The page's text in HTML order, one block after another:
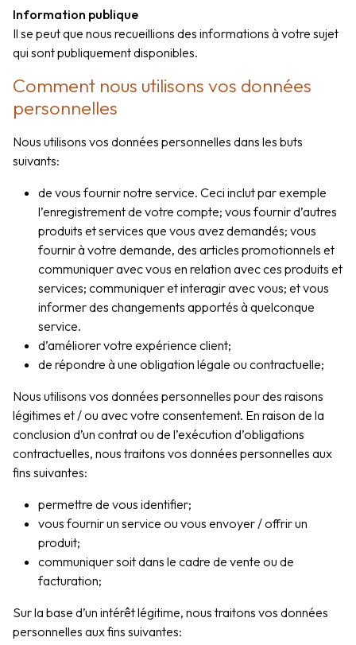
Information publique
Il se peut que nous recueillions des informations à votre sujet
qui sont publiquement disponibles.
Comment nous utilisons vos données
personnelles
Nous utilisons vos données personnelles dans les buts
suivants:
de vous fournir notre service. Ceci inclut par exemple
l’enregistrement de votre compte; vous fournir d’autres
produits et services que vous avez demandés; vous
fournir à votre demande, des articles promotionnels et
communiquer avec vous en relation avec ces produits et
services; communiquer et interagir avec vous; et vous
informer des changements apportés à quelconque
service.
d’améliorer votre expérience client;
de répondre à une obligation légale ou contractuelle;
Nous utilisons vos données personnelles pour des raisons
légitimes et / ou avec votre consentement. En raison de la
conclusion d’un contrat ou de l’exécution d’obligations
contractuelles, nous traitons vos données personnelles aux
fins suivantes:
permettre de vous identifier;
vous fournir un service ou vous envoyer / offrir un
produit;
communiquer soit dans le cadre de vente ou de
facturation;
Sur la base d’un intérêt légitime, nous traitons vos données
personnelles aux fins suivantes: